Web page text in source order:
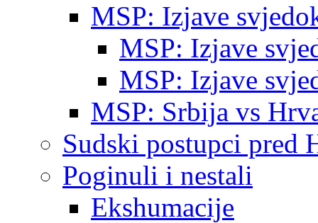
MSP: Izjave
MSP: Izjave
MSP: Izjave
MSP: Srbija vs
Sudski postupci pred
Poginuli i nestali
Ekshumacije